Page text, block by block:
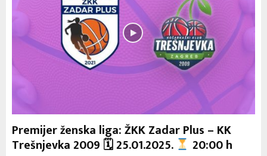
Premijer ženska liga: ŽKK Zadar Plus – KK
Trešnjevka 2009 🗓 25.01.2025. 20:00 h